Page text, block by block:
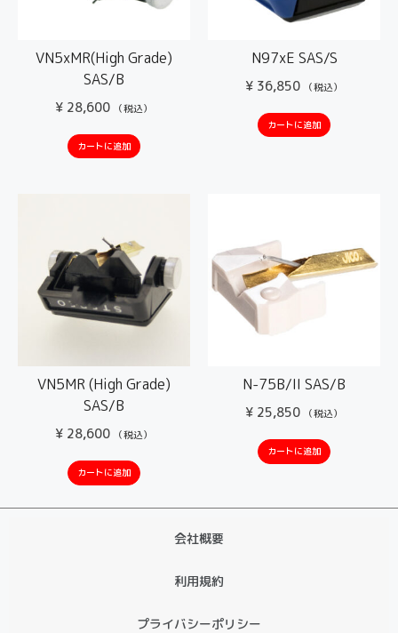
VN5xMR(High Grade)
SAS/B
¥ 28,600 （税込）
カートに追加
N97xE SAS/S
¥ 36,850 （税込）
カートに追加
VN5MR (High Grade)
SAS/B
¥ 28,600 （税込）
カートに追加
N-75B/II SAS/B
¥ 25,850 （税込）
カートに追加
会社概要
利用規約
プライバシーポリシー